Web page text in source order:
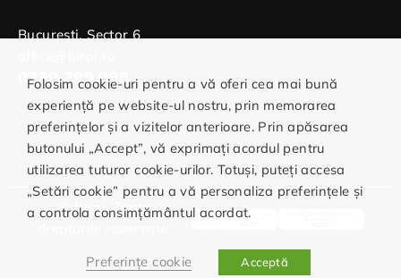
Bucuresti, Sector 6
0730.799.098
© Birai. Toate
Folosim cookie-uri pentru a vă oferi cea mai bună
experiență pe website-ul nostru, prin memorarea
preferințelor și a vizitelor anterioare. Prin apăsarea
butonului „Accept”, vă exprimați acordul pentru
utilizarea tuturor cookie-urilor. Totuși, puteți accesa
„Setări cookie” pentru a vă personaliza preferințele și
a controla consimțământul acordat.
Preferințe cookie Acceptă